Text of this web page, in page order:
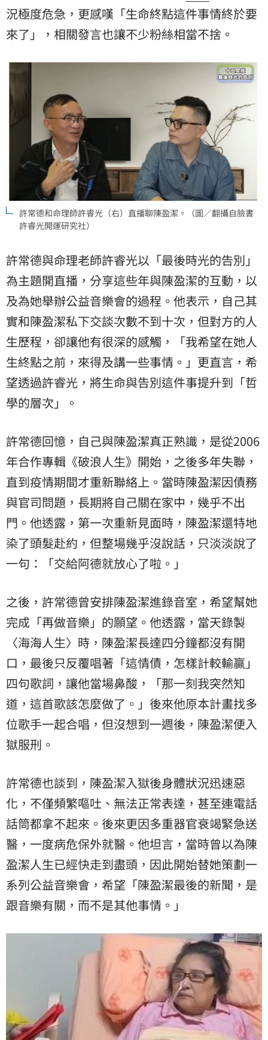
況極度危急，更感嘆「生命終點這件事情終於要
來了」，相關發言也讓不少粉絲相當不捨。
許常德和命理師許睿光（右）直播聊陳盈潔。（圖／翻攝自臉書
許睿光開運研究社）
許常德與命理老師許睿光以「最後時光的告別」
為主題開直播，分享這些年與陳盈潔的互動，以
及為她舉辦公益音樂會的過程。他表示，自己其
實和陳盈潔私下交談次數不到十次，但對方的人
生歷程，卻讓他有很深的感觸，「我希望在她人
生終點之前，來得及講一些事情。」更直言，希
望透過許睿光，將生命與告別這件事提升到「哲
學的層次」。
許常德回憶，自己與陳盈潔真正熟識，是從2006
年合作專輯《破浪人生》開始，之後多年失聯，
直到疫情期間才重新聯絡上。當時陳盈潔因債務
與官司問題，長期將自己關在家中，幾乎不出
門。他透露，第一次重新見面時，陳盈潔還特地
染了頭髮赴約，但整場幾乎沒說話，只淡淡說了
一句：「交給阿德就放心了啦。」
之後，許常德曾安排陳盈潔進錄音室，希望幫她
完成「再做音樂」的願望。他透露，當天錄製
〈海海人生〉時，陳盈潔長達四分鐘都沒有開
口，最後只反覆唱著「這情債，怎樣計較輸贏」
四句歌詞，讓他當場鼻酸，「那一刻我突然知
道，這首歌該怎麼做了。」後來他原本計畫找多
位歌手一起合唱，但沒想到一週後，陳盈潔便入
獄服刑。
許常德也談到，陳盈潔入獄後身體狀況迅速惡
化，不僅頻繁嘔吐、無法正常表達，甚至連電話
話筒都拿不起來。後來更因多重器官衰竭緊急送
醫，一度病危保外就醫。他坦言，當時曾以為陳
盈潔人生已經快走到盡頭，因此開始替她策劃一
系列公益音樂會，希望「陳盈潔最後的新聞，是
跟音樂有關，而不是其他事情。」